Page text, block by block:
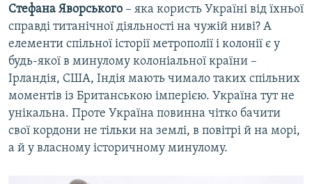
Стефана Яворського – яка користь Україні від їхньої
справді титанічної діяльності на чужій ниві? А
елементи спільної історії метрополії і колонії є у
будь-якої в минулому колоніальної країни –
Ірландія, США, Індія мають чимало таких спільних
моментів із Британською імперією. Україна тут не
унікальна. Проте Україна повинна чітко бачити
свої кордони не тільки на землі, в повітрі й на морі,
а й у власному історичному минулому.